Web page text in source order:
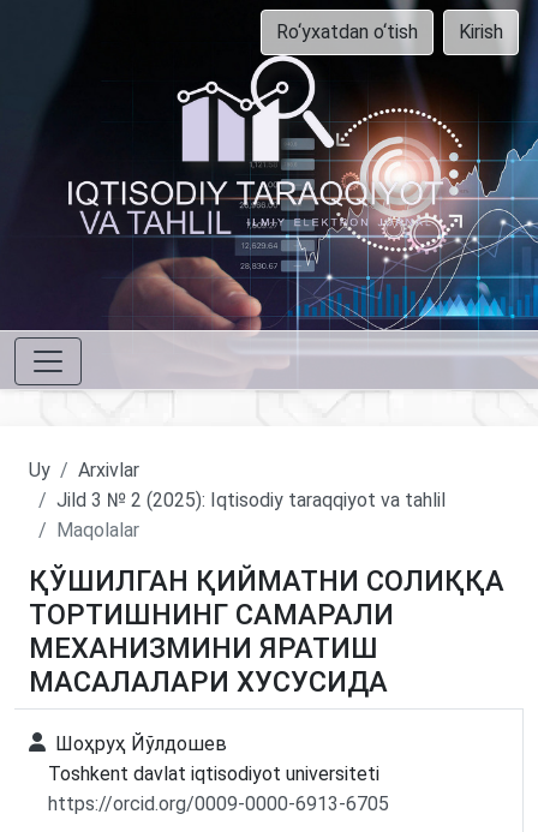
Ro‘yxatdan o‘tish Kirish
Uy
Arxivlar
Jild 3 № 2 (2025): Iqtisodiy taraqqiyot va tahlil
Maqolalar
ҚЎШИЛГАН ҚИЙМАТНИ СОЛИҚҚА
ТОРТИШНИНГ САМАРАЛИ
МЕХАНИЗМИНИ ЯРАТИШ
МАСАЛАЛАРИ ХУСУСИДА
Шоҳруҳ Йўлдошев
Toshkent davlat iqtisodiyot universiteti
https://orcid.org/0009-0000-6913-6705